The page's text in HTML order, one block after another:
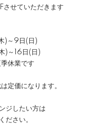
せていただきます
)～9日(日)
)～16日(日)
休業です
定価になります。
ジしたい方は
ださい。